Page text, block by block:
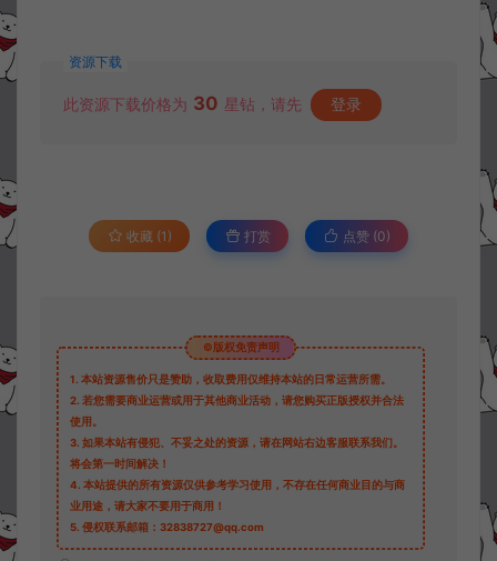
资源下载
此资源下载价格为 30 星钻，请先 登录
收藏 (1) 打赏 点赞 (0)
©版权免责声明
1. 本站资源售价只是赞助，收取费用仅维持本站的日常运营所需。
2. 若您需要商业运营或用于其他商业活动，请您购买正版授权并合法
使用。
3. 如果本站有侵犯、不妥之处的资源，请在网站右边客服联系我们。
将会第一时间解决！
4. 本站提供的所有资源仅供参考学习使用，不存在任何商业目的与商
业用途，请大家不要用于商用！
5. 侵权联系邮箱：32838727@qq.com